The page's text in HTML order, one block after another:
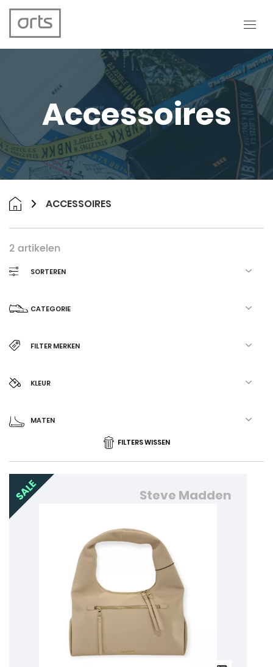
Accessoires
ACCESSOIRES
2artikelen
SORTEREN
CATEGORIE
FILTER MERKEN
KLEUR
MATEN
FILTERS WISSEN
Steve Madden